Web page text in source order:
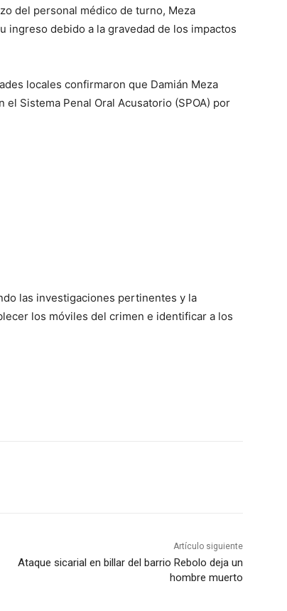
del personal médico de turno, Meza
ingreso debido a la gravedad de los impactos
locales confirmaron que Damián Meza
el Sistema Penal Oral Acusatorio (SPOA) por
las investigaciones pertinentes y la
los móviles del crimen e identificar a los
Artículo siguiente
Ataque sicarial en billar del barrio Rebolo deja un
hombre muerto